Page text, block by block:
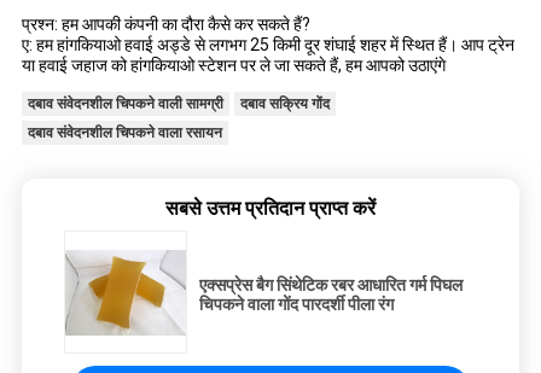
प्रश्न: हम आपकी कंपनी का दौरा कैसे कर सकते हैं?
ए: हम हांगकियाओ हवाई अड्डे से लगभग 25 किमी दूर शंघाई शहर में स्थित हैं। आप ट्रेन
या हवाई जहाज को हांगकियाओ स्टेशन पर ले जा सकते हैं, हम आपको उठाएंगे
दबाव संवेदनशील चिपकने वाली सामग्री
दबाव सक्रिय गोंद
दबाव संवेदनशील चिपकने वाला रसायन
सबसे उत्तम प्रतिदान प्राप्त करें
एक्सप्रेस बैग सिंथेटिक रबर आधारित गर्म पिघल
चिपकने वाला गोंद पारदर्शी पीला रंग